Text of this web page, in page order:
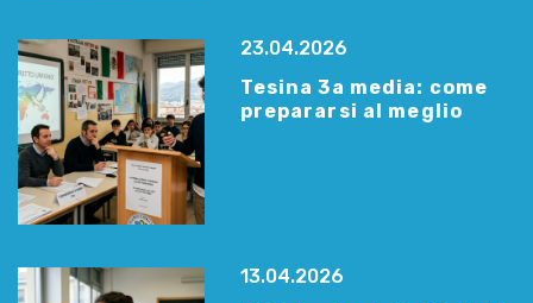
23.04.2026
Tesina 3a media: come
prepararsi al meglio
13.04.2026